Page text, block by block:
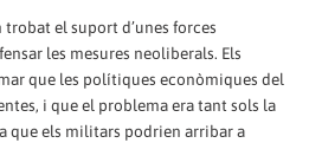
el suport d’unes forces
les mesures neoliberals. Els
que les polítiques econòmiques del
i que el problema era tant sols la
que els militars podrien arribar a